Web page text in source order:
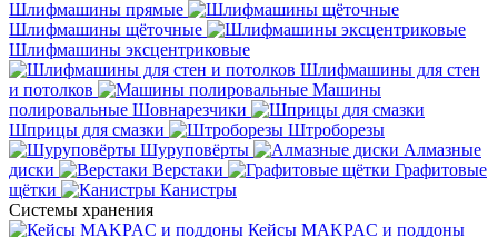
Шлифмашины прямые
Шлифмашины щёточные
Шлифмашины эксцентриковые
Шлифмашины для стен
и потолков
Машины
полировальные Шовнарезчики
Шприцы для смазки
Штроборезы
Шуруповёрты
Алмазные
диски
Верстаки
Графитовые
щётки
Канистры
Системы хранения
Кейсы MAKPAC и поддоны